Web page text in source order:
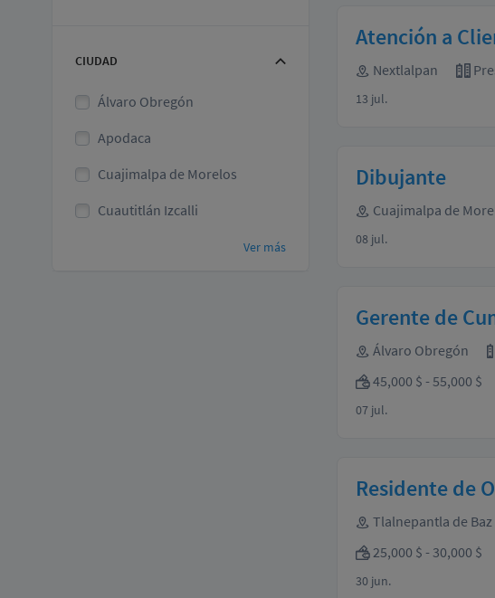
CIUDAD
Álvaro Obregón
Apodaca
Cuajimalpa de Morelos
Cuautitlán Izcalli
Ver más
Atención a
Nextlalpan
13 jul.
Dibujante
Cuajimalpa de
08 jul.
Gerente de
Álvaro Obregón
45,000 $ - 55,000 $
07 jul.
Residente de
Tlalnepantla de Baz
25,000 $ - 30,000 $
30 jun.